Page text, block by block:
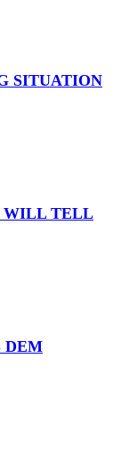
SITUATION
WILL TELL
DEM